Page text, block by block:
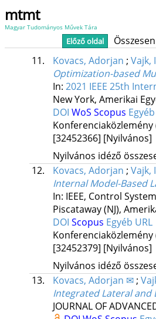
mtmt
Magyar Tudományos Művek Tára
Előző oldal
11. Kovacs, Adorjan ; Vajk,
Optimization-based
In: 2021 IEEE 25th
New York, Amerikai
DOI WoS Scopus
[32452366] [Nyilvános]
Nyilvános idéző
12.
Kovacs, Adorjan ; Vajk,
Internal Model-Based
In: IEEE, Control
Piscataway (NJ),
DOI Scopus Egyéb URL
[32452379] [Nyilvános]
Nyilvános idéző
13.
Kovacs, Adorjan ✉;
Integrated Lateral and
JOURNAL OF